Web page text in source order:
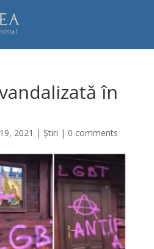
în
2021 | Știri | 0 comments